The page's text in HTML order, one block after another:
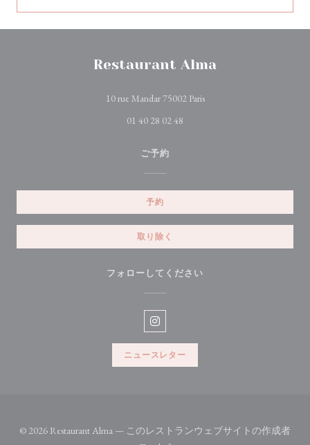
Restaurant Alma
10 rue Mandar 75002 Paris((新しいウィンドウで
01 40 28 02 48
ご予約
予約
取り除く
フォローしてください
Instagram ((新しいウィンドウ
ニュースレター
© 2026 Restaurant Alma — このレストランウェブサイトの作成者